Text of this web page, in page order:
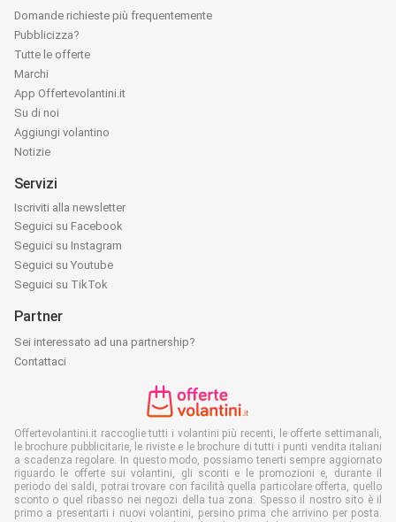
Domande richieste più frequentemente
Pubblicizza?
Tutte le offerte
Marchi
App Offertevolantini.it
Su di noi
Aggiungi volantino
Notizie
Servizi
Iscriviti alla newsletter
Seguici su Facebook
Seguici su Instagram
Seguici su Youtube
Seguici su TikTok
Partner
Sei interessato ad una partnership?
Contattaci
Offertevolantini.it raccoglie tutti i volantini più recenti, le offerte settimanali,
le brochure pubblicitarie, le riviste e le brochure di tutti i punti vendita italiani
a scadenza regolare. In questo modo, possiamo tenerti sempre aggiornato
riguardo le offerte sui volantini, gli sconti e le promozioni e, durante il
periodo dei saldi, potrai trovare con facilità quella particolare offerta, quello
sconto o quel ribasso nei negozi della tua zona. Spesso il nostro sito è il
primo a presentarti i nuovi volantini, persino prima che arrivino per posta.